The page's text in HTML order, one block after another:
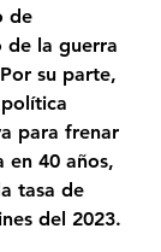
de
de la guerra
su parte,
para frenar
en 40 años,
tasa de
del 2023.